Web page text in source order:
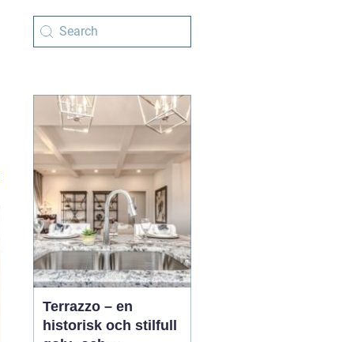
Terrazzo – en
historisk och stilfull